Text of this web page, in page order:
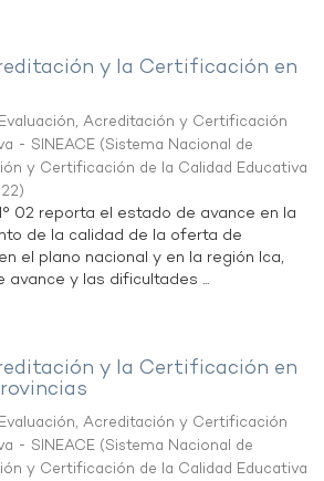
y la Certificación en
Acreditación y Certificación
- SINEACE (Sistema Nacional de
y Certificación de la Calidad Educativa
)
02 reporta el estado de avance en la
de la calidad de la oferta de
el plano nacional y en la región Ica,
avance y las dificultades ...
y la Certificación en
Acreditación y Certificación
- SINEACE (Sistema Nacional de
y Certificación de la Calidad Educativa